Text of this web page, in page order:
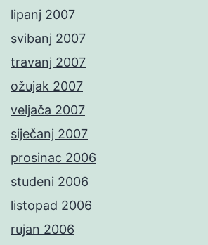
lipanj 2007
svibanj 2007
travanj 2007
ožujak 2007
veljača 2007
siječanj 2007
prosinac 2006
studeni 2006
listopad 2006
rujan 2006